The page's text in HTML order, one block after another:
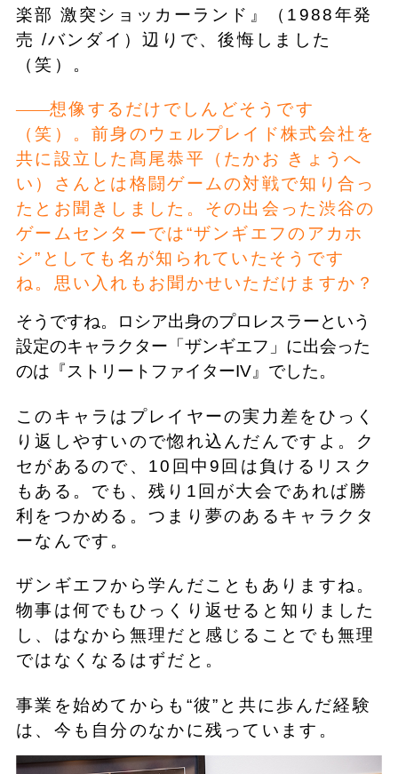
楽部 激突ショッカーランド』（1988年発
売 /バンダイ）辺りで、後悔しました
（笑）。
想像するだけでしんどそうです
（笑）。前身のウェルプレイド株式会社を
共に設立した髙尾恭平（たかお きょうへ
い）さんとは格闘ゲームの対戦で知り合っ
たとお聞きしました。その出会った渋谷の
ゲームセンターでは“ザンギエフのアカホ
シ”としても名が知られていたそうです
ね。思い入れもお聞かせいただけますか？
そうですね。ロシア出身のプロレスラーという
設定のキャラクター「ザンギエフ」に出会った
のは『ストリートファイターIV』でした。
このキャラはプレイヤーの実力差をひっく
り返しやすいので惚れ込んだんですよ。ク
セがあるので、10回中9回は負けるリスク
もある。でも、残り1回が大会であれば勝
利をつかめる。つまり夢のあるキャラクタ
ーなんです。
ザンギエフから学んだこともありますね。
物事は何でもひっくり返せると知りました
し、はなから無理だと感じることでも無理
ではなくなるはずだと。
事業を始めてからも“彼”と共に歩んだ経験
は、今も自分のなかに残っています。